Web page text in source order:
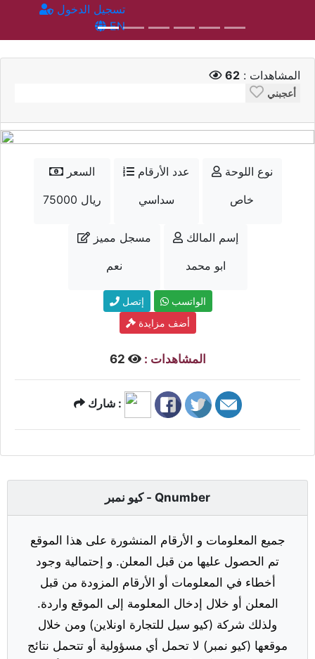
تسجيل الدخول
EN
المشاهدات : 62
أعجبني
السعر
75000 ريال
عدد الأرقام
سداسي
نوع اللوحة
خاص
مسجل مميز
نعم
إسم المالك
ابو محمد
إتصل
الواتسب
أضف مزايدة
المشاهدات :
شارك :
كيو نمبر - Qnumber
جميع المعلومات و الأرقام المنشورة على هذا الموقع
تم الحصول عليها من قبل المعلن. و إحتمالية وجود
أخطاء في المعلومات أو الأرقام المزودة من قبل
المعلن أو خلال إدخال المعلومة إلى الموقع واردة.
ولذلك شركة (كيو سيل للتجارة اونلاين) ومن خلال
موقعها (كيو نمبر) لا تحمل أي مسؤولية أو تتحمل نتائج